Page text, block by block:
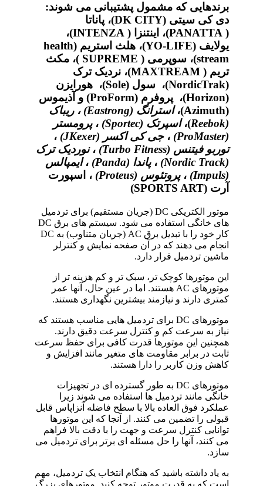
برندهایی که مشمول پشتیبانی می شوند:
دی کی سیتی (DK CITY)، پاناتا
( PANATTA)، اینتنزا ( INTENZA)،
یولایف (YO-LIFE)، هلث استریم (health
stream)، سوپرمی ( SUPREME )، مکث
تریم ( MAXTREAM)، نردیک ترک
(NordicTrak)، سول (Sole)، هورایزن
(Horizon)، پروفرم (ProForm) و آذیموس
(Azimuth)،
استرانگ (Eastrong) ، ریباک
(
Reebok)،اسپرتک (Sportec
) ،پرومستر
(
ProMaster
) ،جی کی اکسر (JKexer
) ،
توربو فیتنس (Turbo Fitness
) ،نوردیک ترک
(
Nordic Track
) ،پاندا (Panda
) ،ایمپالس
(
Impuls
) ،پروتئوس (Proteus
) ، اسپورت
آرت (SPORTS ART)
موتور الکتریکی DC (جریان مستقیم) برای تردمیل
های خانگی استفاده می شود. سیستم های برق DC
کار خود را با تبدیل برق AC (جریان متناوب) به DC
انجام می دهند که در آن صفحه نمایش و کنترلر
ماشین تردمیل قرار دارد.
این موتورها کوچک تر، سبک تر و کم هزینه تر از
موتورهای AC هستند. اما در عین حال، آنها عمر
کمتری دارند و نیازمند بیشترین نگهداری هستند.
موتورهای DC برای تردمیل هایی مناسب هستند که
نیاز به سرعت کم و کنترل سرعت دقیق دارند.
همچنین این موتورها قدرت کافی برای حفظ سرعت
ثابت در برابر مقاومت های متغیر مانند افزایش و
کاهش وزن کاربر را دارا هستند.
موتورهای DC به طور گسترده ای در تجهیزات
خانگی مانند تردمیل ها استفاده می شوند زیرا
عملکرد فوق العاده بالا با سطح فاضله آنزاپاس قابل
قبولی را تضمین می کنند. از آنجا که این موتورها
توانایی کنترل سرعت و جهت را با دقت بالا فراهم
می کنند، آنها را حل مسئله ای برتر برای تردمیل می
سازد.
به یاد داشته باشید که هنگام انتخاب یک تردمیل، مهم
است که به قدرت موتور توجه کنید. موتورهای بزرگ